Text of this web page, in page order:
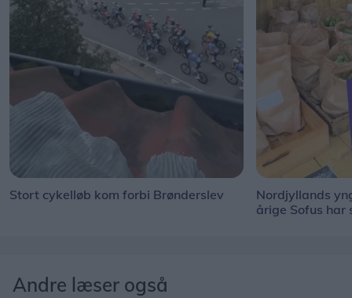
Stort cykelløb kom forbi Brønderslev
Nordjyllands
årige Sofus har
Andre læser også